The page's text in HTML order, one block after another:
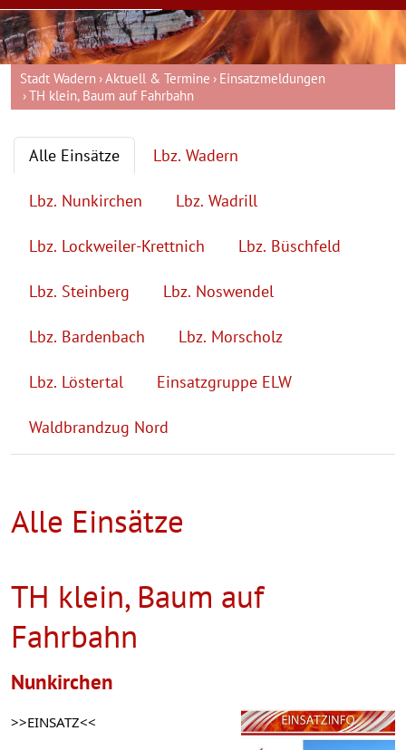
Stadt Wadern Aktuell & Termine
Einsatzmeldungen
TH klein, Baum auf Fahrbahn
Alle Einsätze Lbz. Wadern
Lbz. Nunkirchen Lbz. Wadrill
Lbz. Lockweiler-Krettnich Lbz. Büschfeld
Lbz. Steinberg Lbz. Noswendel
Lbz. Bardenbach Lbz. Morscholz
Lbz. Löstertal Einsatzgruppe ELW
Waldbrandzug Nord
Alle Einsätze
TH klein, Baum auf
Fahrbahn
Nunkirchen
>>EINSATZ<<